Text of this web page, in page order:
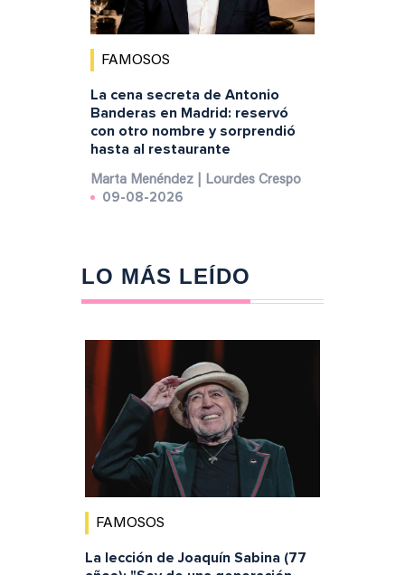
FAMOSOS
La cena secreta de Antonio
Banderas en Madrid: reservó
con otro nombre y sorprendió
hasta al restaurante
Marta Menéndez | Lourdes Crespo
09-08-2026
LO MÁS LEÍDO
FAMOSOS
La lección de Joaquín Sabina (77